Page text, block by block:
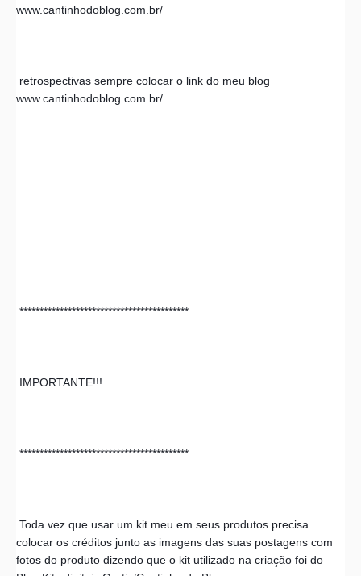
www.cantinhodoblog.com.br/
www.cantinhodoblog.com.br/
******************************************
IMPORTANTE!!!
******************************************
colocar os créditos junto as imagens das suas postagens com
fotos do produto dizendo que o kit utilizado na criação foi do